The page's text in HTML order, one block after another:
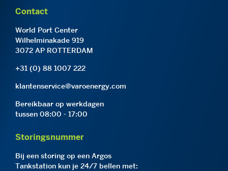
Contact
World Port Center
Wilhelminakade 919
3072 AP ROTTERDAM
+31 (0) 88 1007 222
klantenservice@varoenergy.com
Bereikbaar op werkdagen
tussen 08:00 - 17:00
Storingsnummer
Bij een storing op een Argos
Tankstation kun je 24/7 bellen met: